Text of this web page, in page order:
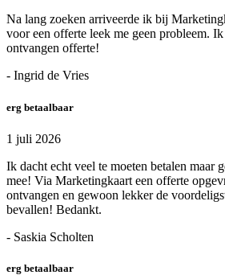
Na lang zoeken arriveerde ik bij
voor een offerte leek me geen probleem.
ontvangen offerte!
- Ingrid de Vries
erg betaalbaar
1 juli 2026
Ik dacht echt veel te moeten betalen maar
mee! Via Marketingkaart een offerte
ontvangen en gewoon lekker de
bevallen! Bedankt.
- Saskia Scholten
erg betaalbaar